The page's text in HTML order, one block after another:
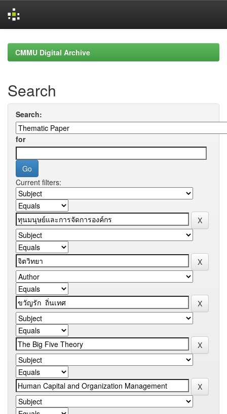
navigationCMMU Digital Archive
Search
Search:
for
Current filters: